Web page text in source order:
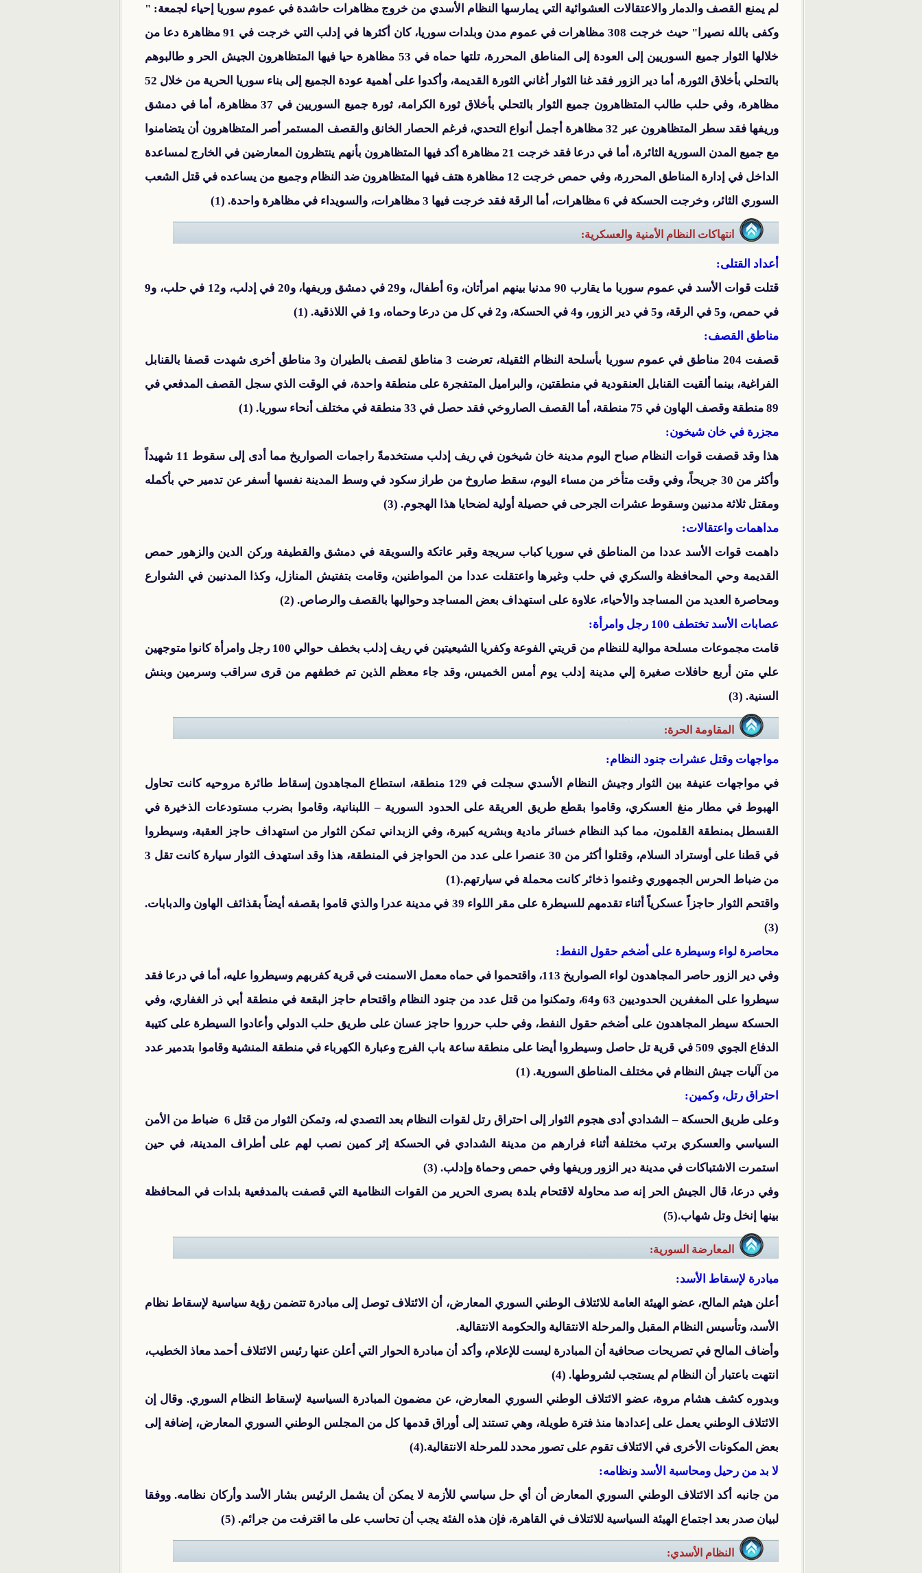
لم يمنع القصف والدمار والاعتقالات العشوائية التي يمارسها النظام الأسدي من خروج مظاهرات حاشدة في عموم سوريا إحياء لجمعة: "
وكفى بالله نصيرا" حيث خرجت 308 مظاهرات في عموم مدن وبلدات سوريا، كان أكثرها في إدلب التي خرجت في 91 مظاهرة دعا من
خلالها الثوار جميع السوريين إلى العودة إلى المناطق المحررة، تلتها حماه في 53 مظاهرة حيا فيها المتظاهرون الجيش الحر و طالبوهم
بالتحلي بأخلاق الثورة، أما دير الزور فقد غنا الثوار أغاني الثورة القديمة، وأكدوا على أهمية عودة الجميع إلى بناء سوريا الحرية من خلال 52
مظاهرة، وفي حلب طالب المتظاهرون جميع الثوار بالتحلي بأخلاق ثورة الكرامة، ثورة جميع السوريين في 37 مظاهرة، أما في دمشق
وريفها فقد سطر المتظاهرون عبر 32 مظاهرة أجمل أنواع التحدي، فرغم الحصار الخانق والقصف المستمر أصر المتظاهرون أن يتضامنوا
مع جميع المدن السورية الثائرة، أما في درعا فقد خرجت 21 مظاهرة أكد فيها المتظاهرون بأنهم ينتظرون المعارضين في الخارج لمساعدة
الداخل في إدارة المناطق المحررة، وفي حمص خرجت 12 مظاهرة هتف فيها المتظاهرون ضد النظام وجميع من يساعده في قتل الشعب
السوري الثائر، وخرجت الحسكة في 6 مظاهرات، أما الرقة فقد خرجت فيها 3 مظاهرات، والسويداء في مظاهرة واحدة. (1)
انتهاكات النظام الأمنية والعسكرية:
أعداد القتلى:
قتلت قوات الأسد في عموم سوريا ما يقارب 90 مدنيا بينهم امرأتان، و6 أطفال، و29 في دمشق وريفها، و20 في إدلب، و12 في حلب، و9
في حمص، و5 في الرقة، و5 في دير الزور، و4 في الحسكة، و2 في كل من درعا وحماه، و1 في اللاذقية. (1)
مناطق القصف:
قصفت 204 مناطق في عموم سوريا بأسلحة النظام الثقيلة، تعرضت 3 مناطق لقصف بالطيران و3 مناطق أخرى شهدت قصفا بالقنابل
الفراغية، بينما ألقيت القنابل العنقودية في منطقتين، والبراميل المتفجرة على منطقة واحدة، في الوقت الذي سجل القصف المدفعي في
89 منطقة وقصف الهاون في 75 منطقة، أما القصف الصاروخي فقد حصل في 33 منطقة في مختلف أنحاء سوريا. (1)
مجزرة في خان شيخون:
هذا وقد قصفت قوات النظام صباح اليوم مدينة خان شيخون في ريف إدلب مستخدمةً راجمات الصواريخ مما أدى إلى سقوط 11 شهيداً
وأكثر من 30 جريحاً، وفي وقت متأخر من مساء اليوم، سقط صاروخ من طراز سكود في وسط المدينة نفسها أسفر عن تدمير حي بأكمله
ومقتل ثلاثة مدنيين وسقوط عشرات الجرحى في حصيلة أولية لضحايا هذا الهجوم. (3)
مداهمات واعتقالات:
داهمت قوات الأسد عددا من المناطق في سوريا كباب سريجة وقبر عاتكة والسويقة في دمشق والقطيفة وركن الدين والزهور حمص
القديمة وحي المحافظة والسكري في حلب وغيرها واعتقلت عددا من المواطنين، وقامت بتفتيش المنازل، وكذا المدنيين في الشوارع
ومحاصرة العديد من المساجد والأحياء، علاوة على استهداف بعض المساجد وحواليها بالقصف والرصاص. (2)
عصابات الأسد تختطف 100 رجل وامرأة:
قامت مجموعات مسلحة موالية للنظام من قريتي الفوعة وكفريا الشيعيتين في ريف إدلب بخطف حوالي 100 رجل وامرأة كانوا متوجهين
علي متن أربع حافلات صغيرة إلي مدينة إدلب يوم أمس الخميس، وقد جاء معظم الذين تم خطفهم من قرى سراقب وسرمين وبنش
السنية. (3)
المقاومة الحرة:
مواجهات وقتل عشرات جنود النظام:
في مواجهات عنيفة بين الثوار وجيش النظام الأسدي سجلت في 129 منطقة، استطاع المجاهدون إسقاط طائرة مروحيه كانت تحاول
الهبوط في مطار منغ العسكري، وقاموا بقطع طريق العريقة على الحدود السورية – اللبنانية، وقاموا بضرب مستودعات الذخيرة في
القسطل بمنطقة القلمون، مما كبد النظام خسائر مادية وبشريه كبيرة، وفي الزبداني تمكن الثوار من استهداف حاجز العقبة، وسيطروا
في قطنا على أوستراد السلام، وقتلوا أكثر من 30 عنصرا على عدد من الحواجز في المنطقة، هذا وقد استهدف الثوار سيارة كانت تقل 3
من ضباط الحرس الجمهوري وغنموا ذخائر كانت محملة في سيارتهم.(1)
واقتحم الثوار حاجزاً عسكرياً أثناء تقدمهم للسيطرة على مقر اللواء 39 في مدينة عدرا والذي قاموا بقصفه أيضاً بقذائف الهاون والدبابات.
(3)
محاصرة لواء وسيطرة على أضخم حقول النفط:
وفي دير الزور حاصر المجاهدون لواء الصواريخ 113، واقتحموا في حماه معمل الاسمنت في قرية كفربهم وسيطروا عليه، أما في درعا فقد
سيطروا على المغفرين الحدوديين 63 و64، وتمكنوا من قتل عدد من جنود النظام واقتحام حاجز البقعة في منطقة أبي ذر الغفاري، وفي
الحسكة سيطر المجاهدون على أضخم حقول النفط، وفي حلب حرروا حاجز عسان على طريق حلب الدولي وأعادوا السيطرة على كتيبة
الدفاع الجوي 509 في قرية تل حاصل وسيطروا أيضا على منطقة ساعة باب الفرج وعبارة الكهرباء في منطقة المنشية وقاموا بتدمير عدد
من آليات جيش النظام في مختلف المناطق السورية. (1)
احتراق رتل، وكمين:
وعلى طريق الحسكة – الشدادي أدى هجوم الثوار إلى احتراق رتل لقوات النظام بعد التصدي له، وتمكن الثوار من قتل 6 ضباط من الأمن
السياسي والعسكري برتب مختلفة أثناء فرارهم من مدينة الشدادي في الحسكة إثر كمين نصب لهم على أطراف المدينة، في حين
استمرت الاشتباكات في مدينة دير الزور وريفها وفي حمص وحماة وإدلب. (3)
وفي درعا، قال الجيش الحر إنه صد محاولة لاقتحام بلدة بصرى الحرير من القوات النظامية التي قصفت بالمدفعية بلدات في المحافظة
بينها إنخل وتل شهاب.(5)
المعارضة السورية:
مبادرة لإسقاط الأسد:
أعلن هيثم المالح، عضو الهيئة العامة للائتلاف الوطني السوري المعارض، أن الائتلاف توصل إلى مبادرة تتضمن رؤية سياسية لإسقاط نظام
الأسد، وتأسيس النظام المقبل والمرحلة الانتقالية والحكومة الانتقالية.
وأضاف المالح في تصريحات صحافية أن المبادرة ليست للإعلام، وأكد أن مبادرة الحوار التي أعلن عنها رئيس الائتلاف أحمد معاذ الخطيب،
انتهت باعتبار أن النظام لم يستجب لشروطها. (4)
وبدوره كشف هشام مروة، عضو الائتلاف الوطني السوري المعارض، عن مضمون المبادرة السياسية لإسقاط النظام السوري. وقال إن
الائتلاف الوطني يعمل على إعدادها منذ فترة طويلة، وهي تستند إلى أوراق قدمها كل من المجلس الوطني السوري المعارض، إضافة إلى
بعض المكونات الأخرى في الائتلاف تقوم على تصور محدد للمرحلة الانتقالية.(4)
لا بد من رحيل ومحاسبة الأسد ونظامه:
من جانبه أكد الائتلاف الوطني السوري المعارض أن أي حل سياسي للأزمة لا يمكن أن يشمل الرئيس بشار الأسد وأركان نظامه. ووفقا
لبيان صدر بعد اجتماع الهيئة السياسية للائتلاف في القاهرة، فإن هذه الفئة يجب أن تحاسب على ما اقترفت من جرائم. (5)
النظام الأسدي: